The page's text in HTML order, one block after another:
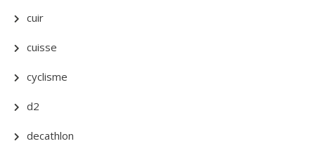
cuir
cuisse
cyclisme
d2
decathlon